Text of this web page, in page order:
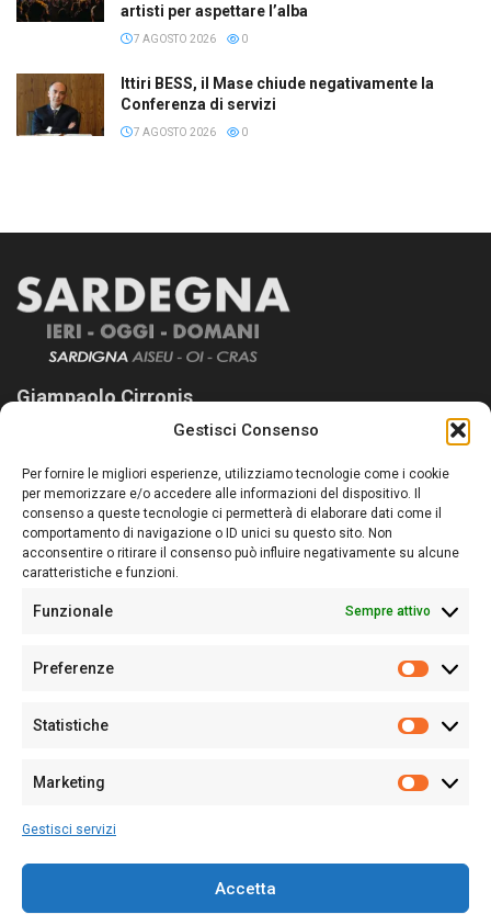
Gestisci Consenso
Per fornire le migliori esperienze, utilizziamo tecnologie come i cookie
per memorizzare e/o accedere alle informazioni del dispositivo. Il
consenso a queste tecnologie ci permetterà di elaborare dati come il
comportamento di navigazione o ID unici su questo sito. Non
acconsentire o ritirare il consenso può influire negativamente su alcune
caratteristiche e funzioni.
Funzionale Sempre attivo
Preferenze
Statistiche
Marketing
Gestisci servizi
Accetta
artisti per aspettare l’alba
7 AGOSTO 2026 0
Ittiri BESS, il Mase chiude negativamente la
Conferenza di servizi
7 AGOSTO 2026 0
Giampaolo Cirronis
Sardegna Ieri-Oggi-Domani nasce per informare “liberamente” i
nostro passato e, soprattutto, al nostro futuro
Follow Us
Sede:Via Cristoforo Colombo 09013 Carbonia
Partita IVA02270380922
128/2020 del 10/02/2020
Per la Pubblicità: